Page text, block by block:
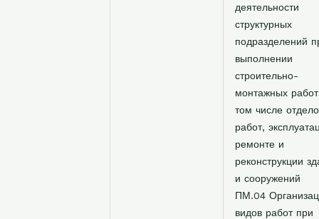
деятельности
структурных
подразделений
выполнении
строительно-
монтажных
том числе
работ,
ремонте и
реконструкции
и сооружений
ПМ.04
видов работ при